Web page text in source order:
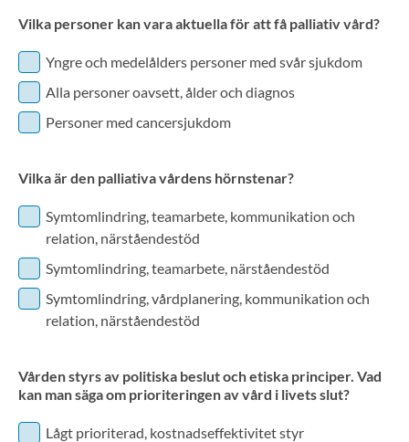
Vilka personer kan vara aktuella för att få palliativ vård?
Yngre och medelålders personer med svår sjukdom
Alla personer oavsett, ålder och diagnos
Personer med cancersjukdom
Vilka är den palliativa vårdens hörnstenar?
Symtomlindring, teamarbete, kommunikation och
relation, närståendestöd
Symtomlindring, teamarbete, närståendestöd
Symtomlindring, vårdplanering, kommunikation och
relation, närståendestöd
Vården styrs av politiska beslut och etiska principer. Vad
kan man säga om prioriteringen av vård i livets slut?
Lågt prioriterad, kostnadseffektivitet styr